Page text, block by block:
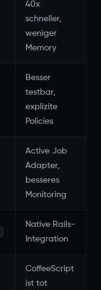
40x
schneller,
weniger
Memory
Besser
testbar,
explizite
Policies
Active Job
Adapter,
besseres
Monitoring
Native Rails-
Integration
CoffeeScript
ist tot